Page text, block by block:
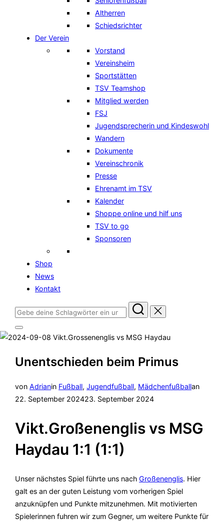
Altherren
Schiedsrichter
Der Verein
Vorstand
Vereinsheim
Sportstätten
TSV Teamshop
Mitglied werden
FSJ
Jugendsprecherin und Kindeswohl
Wandern
Dokumente
Vereinschronik
Presse
Ehrenamt im TSV
Kalender
Shoppe online und hilf uns
TSV to go
Sponsoren
Shop
News
Kontakt
Suchen
nach:
Seitenleiste
&
umschalten
Unentschieden beim Primus
von Adrianin Fußball, Jugendfußball, Mädchenfußballan
22. September 202423. September 2024
Vikt.Großenenglis vs MSG
Haydau 1:1 (1:1)
Unser nächstes Spiel führte uns nach Großenenglis. Hier
galt es an der guten Leistung vom vorherigen Spiel
anzuknüpfen und Punkte mitzunehmen. Mit motivierten
Spielerinnen fuhren wir zum Gegner, um weitere Punkte für